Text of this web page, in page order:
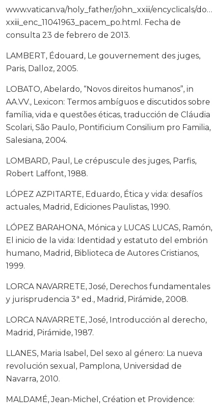
www.vatican.va/holy_father/john_xxiii/encyclicals/
xxiii_enc_11041963_pacem_po.html. Fecha de
consulta 23 de febrero de 2013.
LAMBERT, Édouard, Le gouvernement des juges,
Paris, Dalloz, 2005.
LOBATO, Abelardo, “Novos direitos humanos”, in
AA.VV., Lexicon: Termos ambíguos e discutidos sobre
família, vida e questões éticas, traducción de Cláudia
Scolari, São Paulo, Pontificium Consilium pro Familia,
Salesiana, 2004.
LOMBARD, Paul, Le crépuscule des juges, Parfis,
Robert Laffont, 1988.
LÓPEZ AZPITARTE, Eduardo, Ética y vida: desafíos
actuales, Madrid, Ediciones Paulistas, 1990.
LÓPEZ BARAHONA, Mónica y LUCAS LUCAS, Ramón,
El inicio de la vida: Identidad y estatuto del embrión
humano, Madrid, Biblioteca de Autores Cristianos,
1999.
LORCA NAVARRETE, José, Derechos fundamentales
y jurisprudencia 3ª ed., Madrid, Pirámide, 2008.
LORCA NAVARRETE, José, Introducción al derecho,
Madrid, Pirámide, 1987.
LLANES, Maria Isabel, Del sexo al género: La nueva
revolución sexual, Pamplona, Universidad de
Navarra, 2010.
MALDAMÉ, Jean-Michel, Création et Providence: